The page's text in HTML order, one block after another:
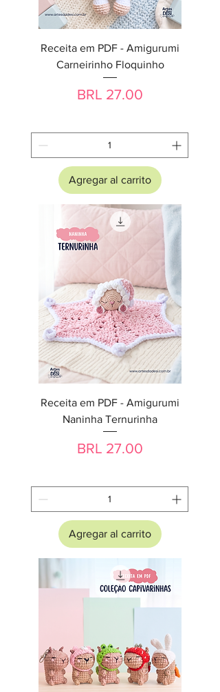
Receita em PDF - Amigurumi
Carneirinho Floquinho
Precio
BRL 27.00
Agregar al carrito
Receita em PDF - Amigurumi
Naninha Ternurinha
Precio
BRL 27.00
Agregar al carrito